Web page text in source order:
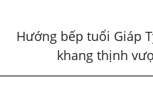
Hướng bếp tuổi Giáp
khang thịnh